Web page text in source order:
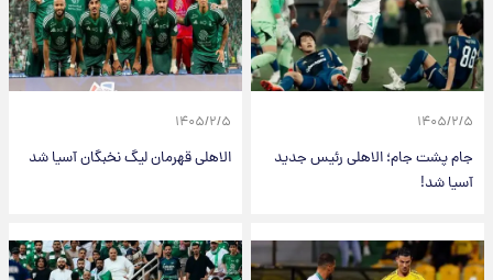
۱۴۰۵/۲/۵
جام پشت جام؛ الاهلی رئیس جدید
آسیا شد!
۱۴۰۵/۲/۵
الاهلی قهرمان لیگ نخبگان آسیا شد